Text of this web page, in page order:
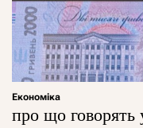
Економіка
про що говорять